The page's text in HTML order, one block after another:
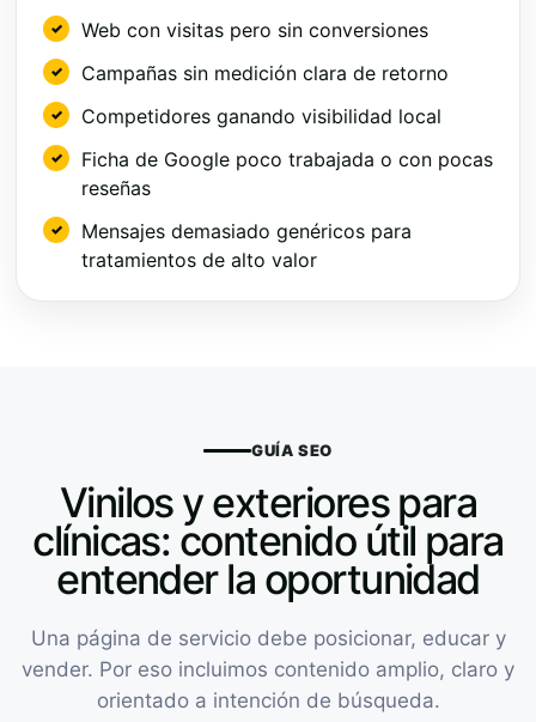
Web con visitas pero sin conversiones
Campañas sin medición clara de retorno
Competidores ganando visibilidad local
Ficha de Google poco trabajada o con pocas
reseñas
Mensajes demasiado genéricos para
tratamientos de alto valor
GUÍA SEO
Vinilos y exteriores para
clínicas: contenido útil para
entender la oportunidad
Una página de servicio debe posicionar, educar y
vender. Por eso incluimos contenido amplio, claro y
orientado a intención de búsqueda.